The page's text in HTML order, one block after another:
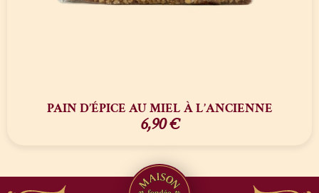
PAIN D’ÉPICE AU MIEL À L’ANCIENNE
6,90€